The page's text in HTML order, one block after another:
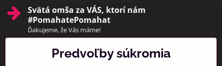
Svätá omša za VÁS, ktorí nám
#PomahatePomahat
Ďakujeme, že Vás máme!
Pridajte sa k námPredvoľby súkromia